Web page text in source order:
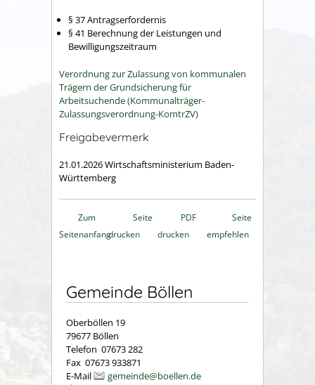
§ 37 Antragserfordernis
§ 41 Berechnung der Leistungen und
Bewilligungszeitraum
Verordnung zur Zulassung von kommunalen
Trägern der Grundsicherung für
Arbeitsuchende (Kommunalträger-
Zulassungsverordnung-KomtrZV)
Freigabevermerk
21.01.2026Wirtschaftsministerium Baden-
Württemberg
Zum
Seitenanfang
Seite
drucken
PDF
drucken
Seite
empfehlen
Gemeinde Böllen
Oberböllen 19
79677 Böllen
Telefon 07673 282
Fax 07673 933871
E-Mail
gemeinde@boellen.de